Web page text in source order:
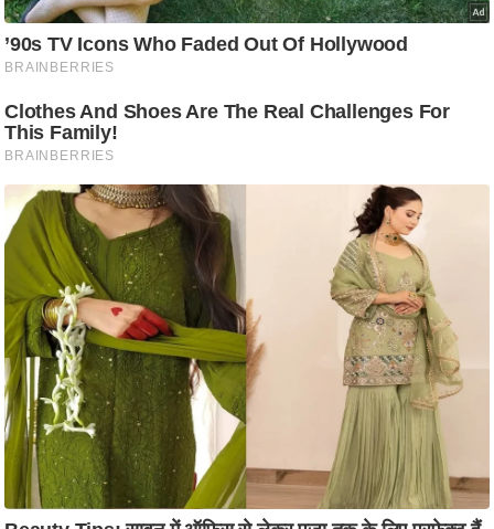
ज्यो
ति
ष
प्र
भु
म
हि
मा
ध
र्म
स्थ
ल
व्र
त
त्यो
हा
र